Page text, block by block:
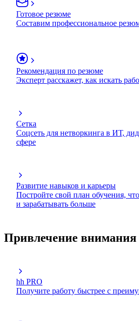
Готовое резюме
Составим профессиональное
Рекомендация по резюме
Эксперт расскажет, как искать
Сетка
Соцсеть для нетворкинга в ИТ,
сфере
Развитие навыков и карьеры
Постройте свой план обучения,
и зарабатывать больше
Привлечение внимания
hh PRO
Получите работу быстрее с